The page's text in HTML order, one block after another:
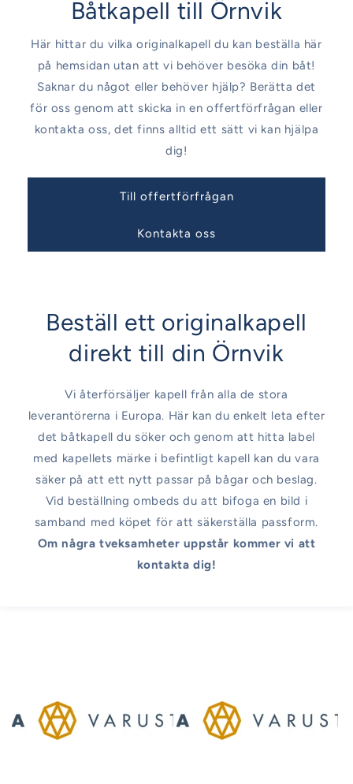
Båtkapell till Örnvik
Här hittar du vilka originalkapell du kan beställa här
på hemsidan utan att vi behöver besöka din båt!
Saknar du något eller behöver hjälp? Berätta det
för oss genom att skicka in en offertförfrågan eller
kontakta oss, det finns alltid ett sätt vi kan hjälpa
dig!
Till offertförfrågan
Kontakta oss
Beställ ett originalkapell
direkt till din Örnvik
Vi återförsäljer kapell från alla de stora
leverantörerna i Europa. Här kan du enkelt leta efter
det båtkapell du söker och genom att hitta label
med kapellets märke i befintligt kapell kan du vara
säker på att ett nytt passar på bågar och beslag.
Vid beställning ombeds du att bifoga en bild i
samband med köpet för att säkerställa passform.
Om några tveksamheter uppstår kommer vi att
kontakta dig!